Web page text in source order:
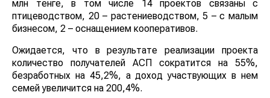
млн тенге, в том числе 14 проектов связаны с
птицеводством, 20 – растениеводством, 5 – с малым
бизнесом, 2 – оснащением кооперативов.
Ожидается, что в результате реализации проекта
количество получателей АСП сократится на 55%,
безработных на 45,2%, а доход участвующих в нем
семей увеличится на 200,4%.